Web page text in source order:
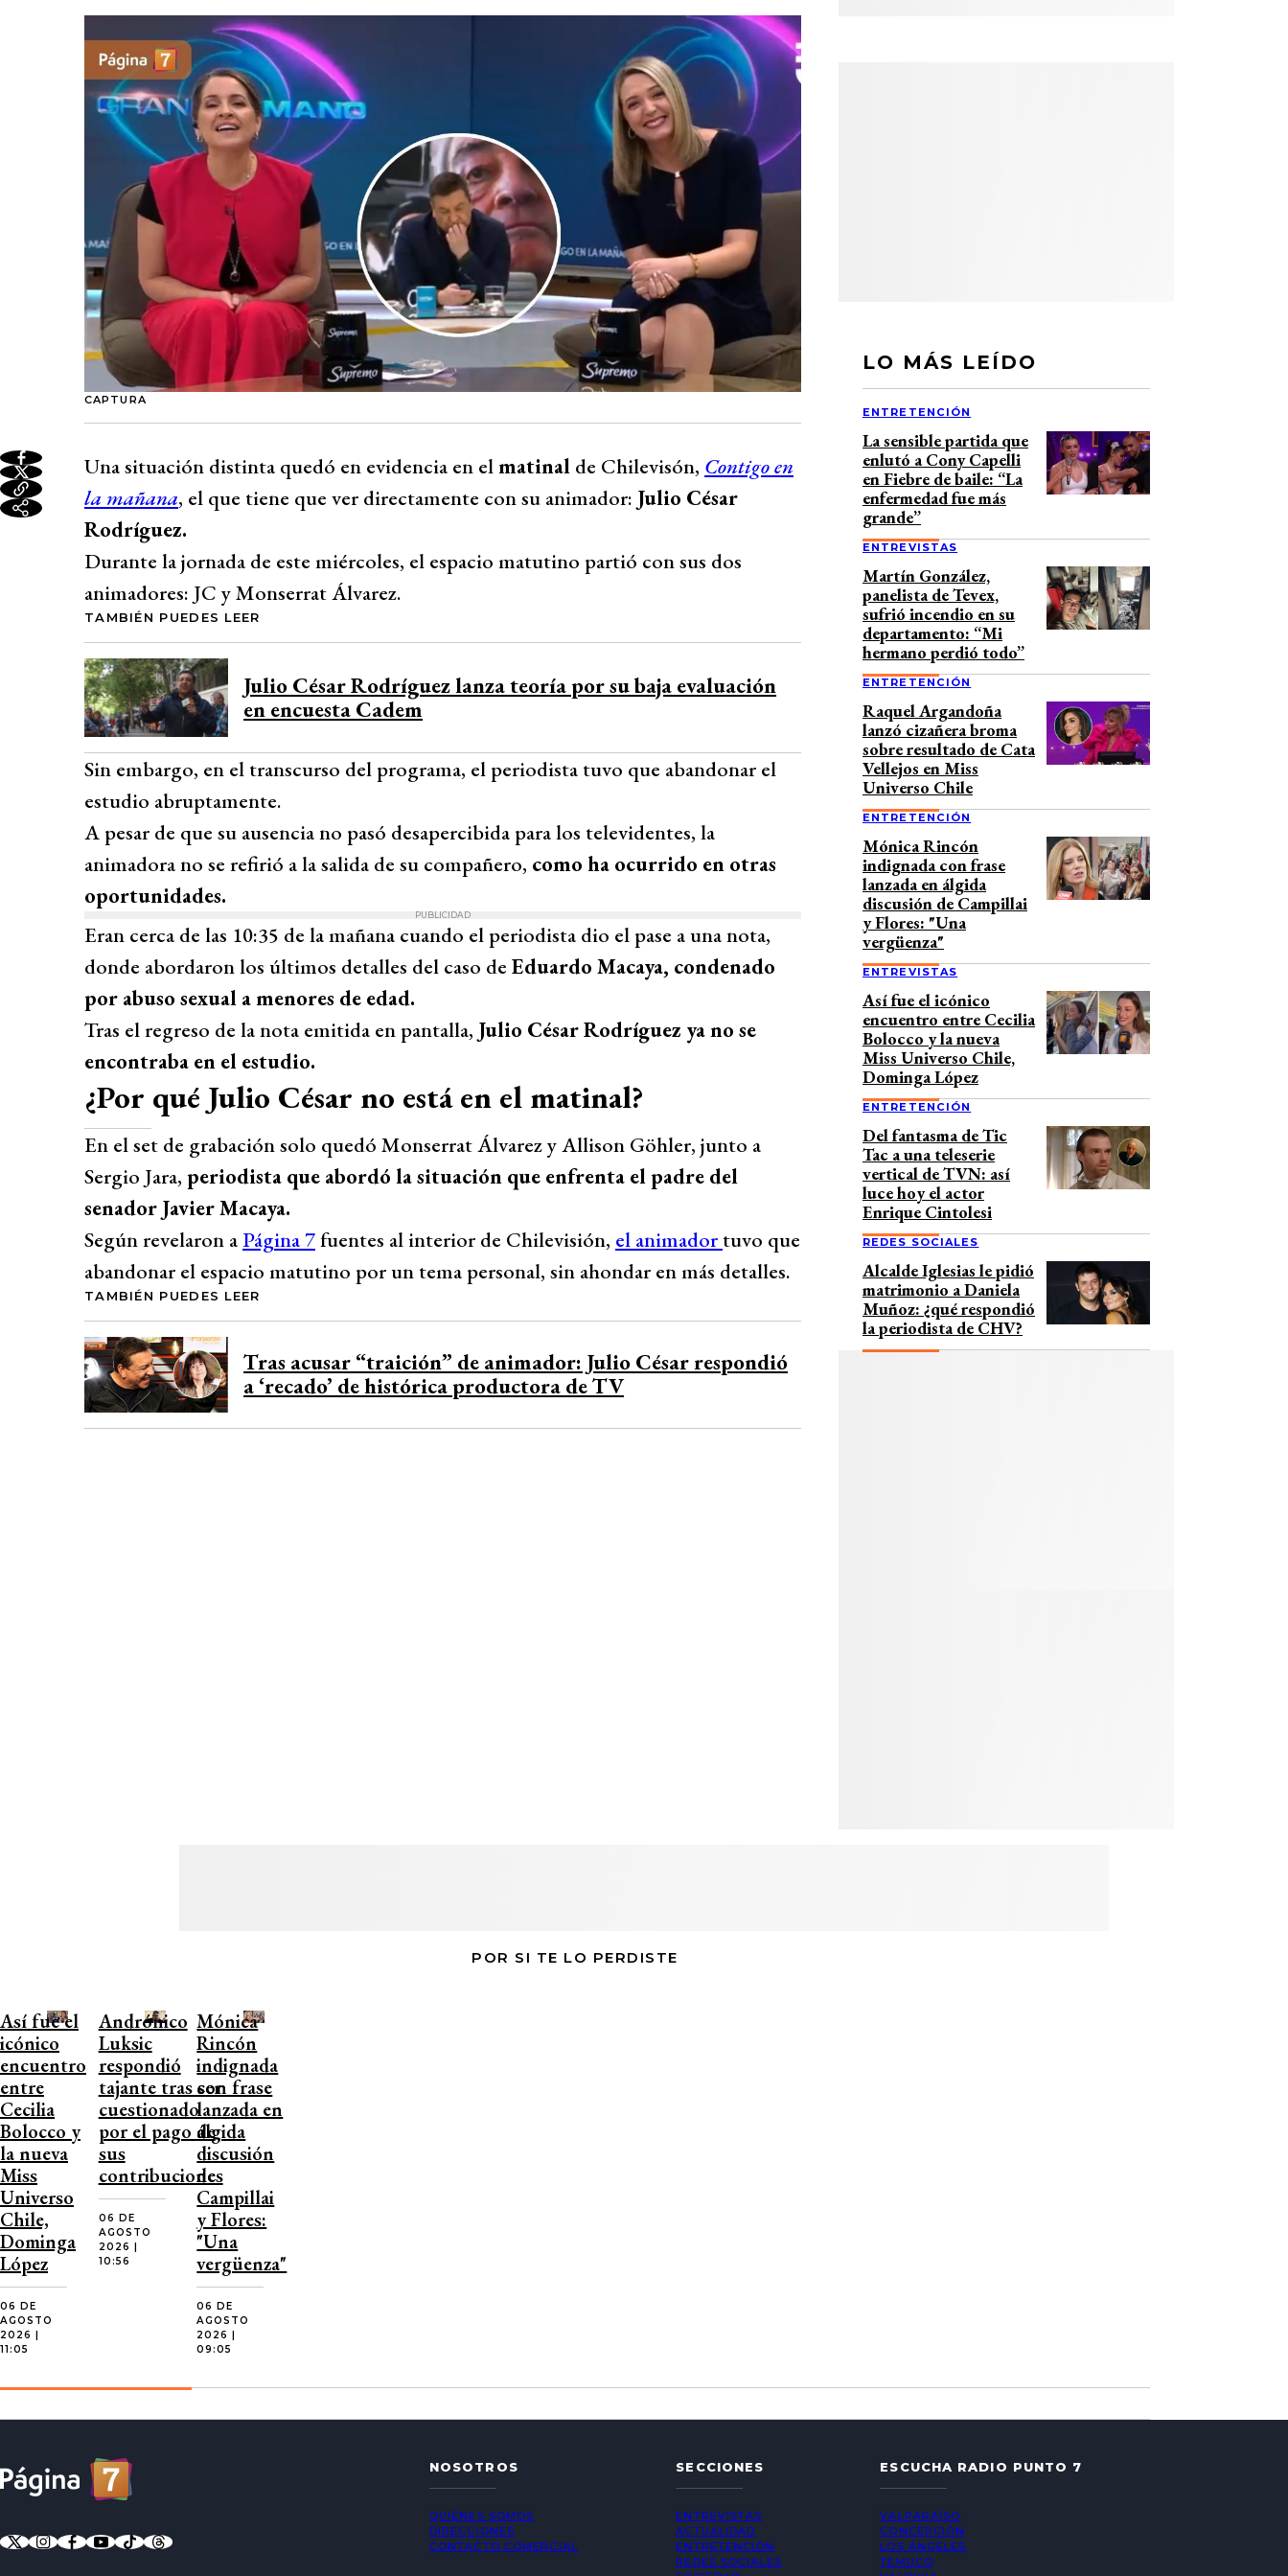
CAPTURA
Una situación distinta quedó en evidencia en elmatinal de Chilevisón, Contigo en
la mañana, el que tiene que ver directamente con su animador: Julio César
Rodríguez.
Durante la jornada de este miércoles, el espacio matutino partió con sus dos
animadores: JC y Monserrat Álvarez.
TAMBIÉN PUEDES LEER
Julio César Rodríguez lanza teoría por su baja evaluación
en encuesta Cadem
Sin embargo, en el transcurso del programa, el periodista tuvo que abandonar el
estudio abruptamente.
A pesar de que su ausencia no pasó desapercibida para los televidentes, la
animadora no se refirió a la salida de su compañero, como ha ocurrido en otras
oportunidades.
PUBLICIDAD
Eran cerca de las 10:35 de la mañana cuando el periodista dio el pase a una nota,
donde abordaron los últimos detalles del caso de Eduardo Macaya, condenado
por abuso sexual a menores de edad.
Tras el regreso de la nota emitida en pantalla, Julio César Rodríguez ya no se
encontraba en el estudio.
¿Por qué Julio César no está en el matinal?
En el set de grabación solo quedó Monserrat Álvarez y Allison Göhler, junto a
Sergio Jara, periodista que abordó la situación que enfrenta el padre del
senador Javier Macaya.
Según revelaron a Página 7fuentes al interior de Chilevisión, el animador tuvo que
abandonar el espacio matutino por un tema personal, sin ahondar en más detalles.
TAMBIÉN PUEDES LEER
Tras acusar “traición” de animador: Julio César respondió
a ‘recado’ de histórica productora de TV
LO MÁS LEÍDO
ENTRETENCIÓN
La sensible partida que
enlutó a Cony Capelli
en Fiebre de baile: “La
enfermedad fue más
grande”
ENTREVISTAS
Martín González,
panelista de Tevex,
sufrió incendio en su
departamento: “Mi
hermano perdió todo”
ENTRETENCIÓN
Raquel Argandoña
lanzó cizañera broma
sobre resultado de Cata
Vellejos en Miss
Universo Chile
ENTRETENCIÓN
Mónica Rincón
indignada con frase
lanzada en álgida
discusión de Campillai
y Flores: "Una
vergüenza"
ENTREVISTAS
Así fue el icónico
encuentro entre Cecilia
Bolocco y la nueva
Miss Universo Chile,
Dominga López
ENTRETENCIÓN
Del fantasma de Tic
Tac a una teleserie
vertical de TVN: así
luce hoy el actor
Enrique Cintolesi
REDES SOCIALES
Alcalde Iglesias le pidió
matrimonio a Daniela
Muñoz: ¿qué respondió
la periodista de CHV?
POR SI TE LO PERDISTE
Así fue el
icónico
encuentro
entre
Cecilia
Bolocco y
la nueva
Miss
Universo
Chile,
Dominga
López
06 DE
AGOSTO
2026 |
11:05
Andrónico
Luksic
respondió
tajante tras ser
cuestionado
por el pago de
sus
contribuciones
06 DE
AGOSTO
2026 |
10:56
Mónica
Rincón
indignada
con frase
lanzada en
álgida
discusión
de
Campillai
y Flores:
"Una
vergüenza"
06 DE
AGOSTO
2026 |
09:05
NOSOTROS
QUIÉNES SOMOS
DIRECCIONES
CONTACTO COMERCIAL
SECCIONES
ENTREVISTAS
ACTUALIDAD
ENTRETENCIÓN
REDES SOCIALES
ESCUCHA RADIO PUNTO 7
VALPARAÍSO
CONCEPCIÓN
LOS ÁNGELES
TEMUCO